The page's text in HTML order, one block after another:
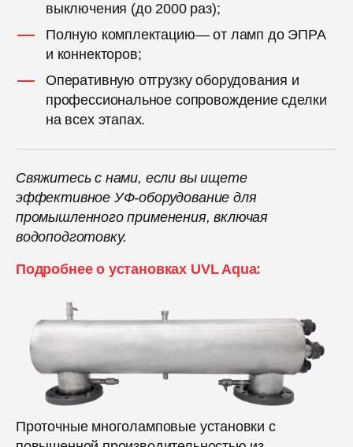
выключения (до 2000 раз);
Полную комплектацию— от ламп до ЭПРА
и коннекторов;
Оперативную отгрузку оборудования и
профессиональное сопровождение сделки
на всех этапах.
Свяжитесь с нами, если вы ищете
эффективное УФ-оборудование для
промышленного применения, включая
водоподготовку.
Подробнее о установках UVL Aqua:
Проточные многоламповые установки с